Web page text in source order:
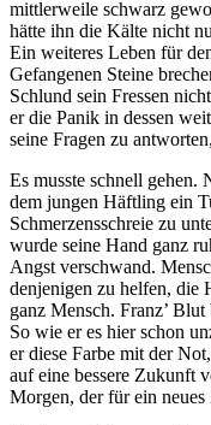
mittlerweile schwarz
hätte ihn die Kälte nicht
Ein weiteres Leben für
Gefangenen Steine
Schlund sein Fressen
er die Panik in dessen
seine Fragen zu
Es musste schnell gehen.
dem jungen Häftling ein
Schmerzensschreie zu
wurde seine Hand ganz
Angst verschwand.
denjenigen zu helfen, die
ganz Mensch. Franz’
So wie er es hier schon
er diese Farbe mit der
auf eine bessere Zukunft
Morgen, der für ein